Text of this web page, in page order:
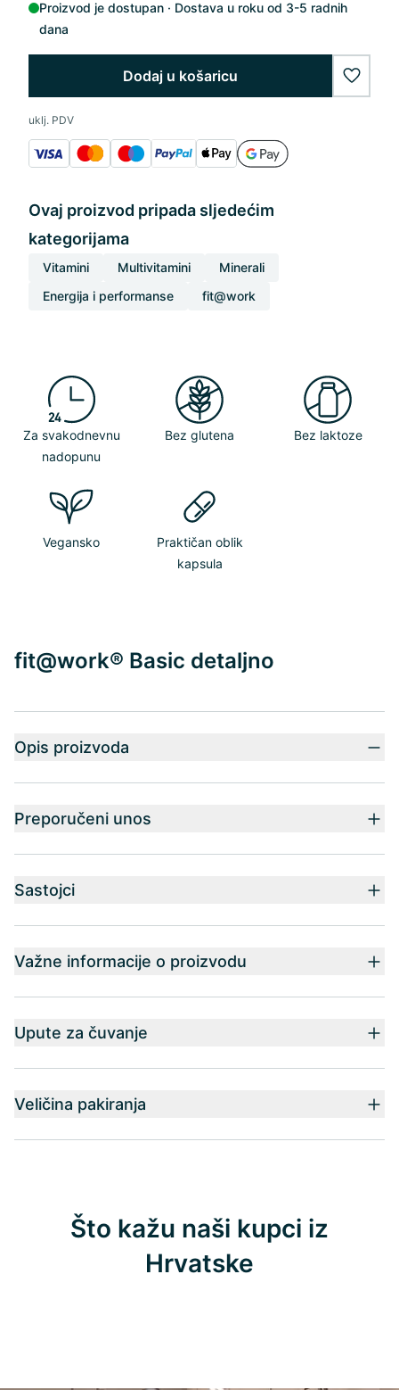
Proizvod je dostupan
Dostava u roku od 3-5 radnih
dana
Dodaj u košaricu
uklj. PDV
Ovaj proizvod pripada sljedećim
kategorijama
Vitamini Multivitamini
Minerali
Energija i performanse
fit@work
Za svakodnevnu
nadopunu
Bez glutena Bez laktoze
Vegansko
Praktičan oblik
kapsula
fit@work® Basic detaljno
Opis proizvoda
Preporučeni unos
Sastojci
Važne informacije o proizvodu
Upute za čuvanje
Veličina pakiranja
Što kažu naši kupci iz
Hrvatske